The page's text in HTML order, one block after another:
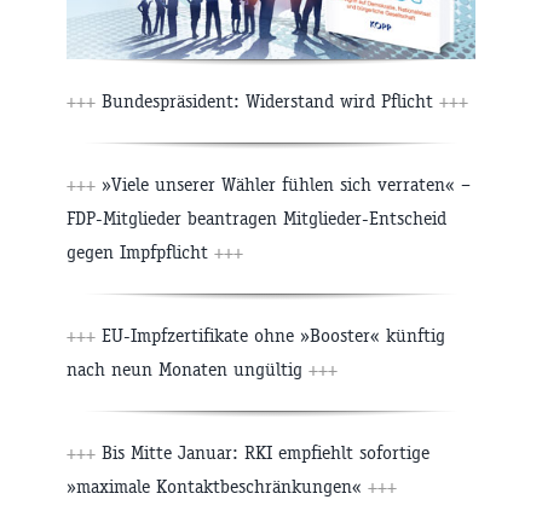
+++ Bundespräsident: Widerstand wird Pflicht +++
+++ »Viele unserer Wähler fühlen sich verraten« –
FDP-Mitglieder beantragen Mitglieder-Entscheid
gegen Impfpflicht +++
+++ EU-Impfzertifikate ohne »Booster« künftig
nach neun Monaten ungültig +++
+++ Bis Mitte Januar: RKI empfiehlt sofortige
»maximale Kontaktbeschränkungen« +++